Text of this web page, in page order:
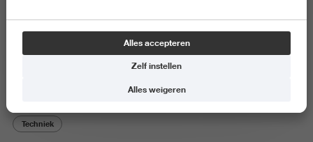
Designer’s Professional Identity
Techniek
Alles accepteren
Zelf instellen
Alles weigeren